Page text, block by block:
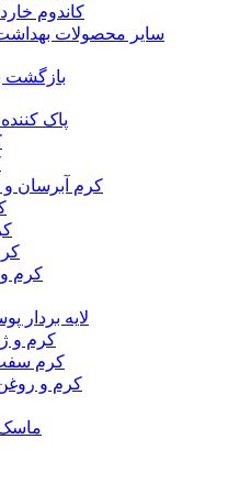
کاندوم
سایر محصولات
بازگشت
پاک
کرم آبرسان
کرم
لایه بردار
کرم و
کرم
کرم و